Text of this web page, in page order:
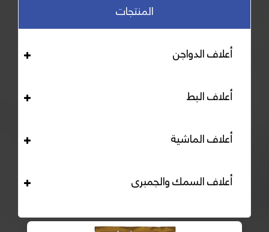
المنتجات
أعلاف الدواجن
أعلاف البط
أعلاف الماشية
أعلاف السمك والجمبرى